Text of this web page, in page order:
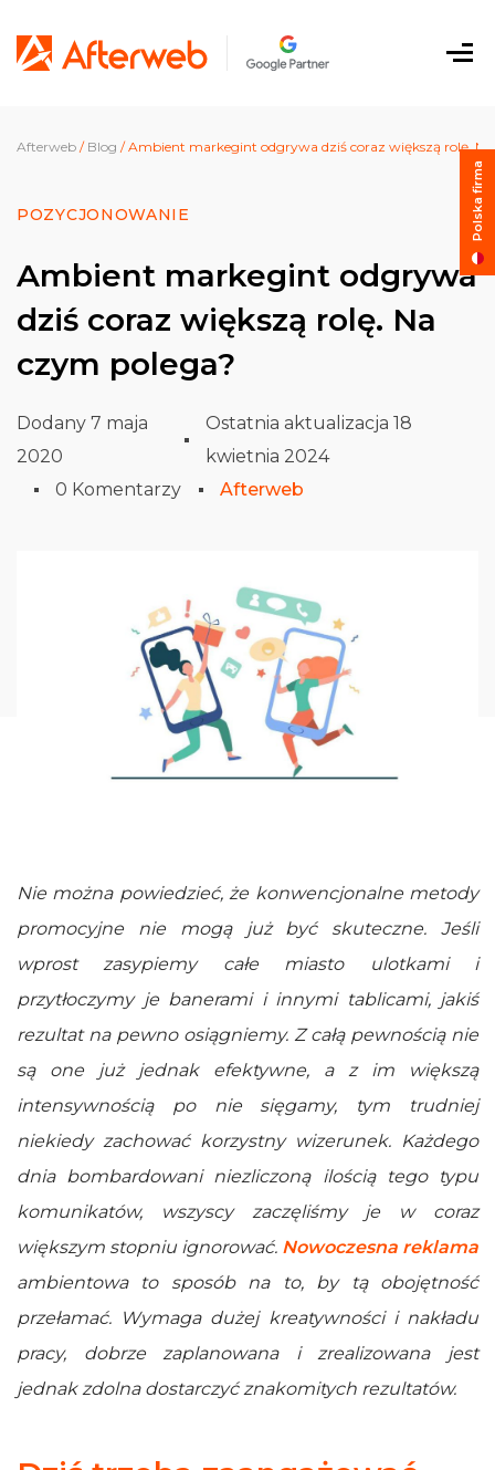
treści
Afterweb / Blog /Ambient markegint odgrywa dziś coraz większą rolę.
POZYCJONOWANIE
Ambient markegint odgrywa
dziś coraz większą rolę. Na
czym polega?
Dodany 7 maja
2020
Ostatnia aktualizacja 18
kwietnia 2024
0 Komentarzy
Afterweb
Nie można powiedzieć, że konwencjonalne metody
promocyjne nie mogą już być skuteczne. Jeśli
wprost zasypiemy całe miasto ulotkami i
przytłoczymy je banerami i innymi tablicami, jakiś
rezultat na pewno osiągniemy. Z całą pewnością nie
są one już jednak efektywne, a z im większą
intensywnością po nie sięgamy, tym trudniej
niekiedy zachować korzystny wizerunek. Każdego
dnia bombardowani niezliczoną ilością tego typu
komunikatów, wszyscy zaczęliśmy je w coraz
większym stopniu ignorować. Nowoczesna reklama
ambientowa to sposób na to, by tą obojętność
przełamać. Wymaga dużej kreatywności i nakładu
pracy, dobrze zaplanowana i zrealizowana jest
jednak zdolna dostarczyć znakomitych rezultatów.
Polska firma